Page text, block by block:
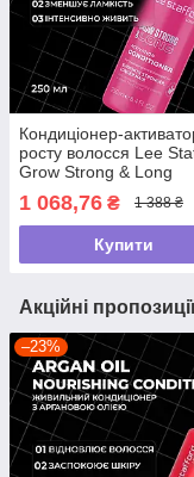
Кондиціонер-
росту волосся Lee
Grow Strong & Long
,250мл
1 068,76 ₴ 1 388 ₴
Купити
Акційні
–23%